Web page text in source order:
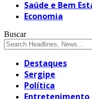
Saúde e Bem
Economia
Buscar
Destaques
Sergipe
Política
Entretenimento